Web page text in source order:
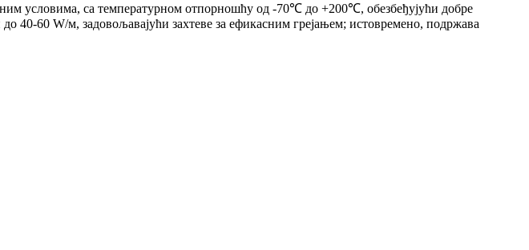
условима, са температурном отпорношћу од -70℃ до +200℃, обезбеђујући добре
60 W/м, задовољавајући захтеве за ефикасним грејањем; истовремено, подржава